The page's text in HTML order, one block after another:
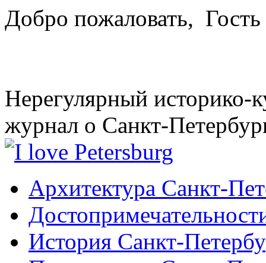
Добро пожаловать, Гость
Нерегулярный историко-
журнал о Санкт-
Архитектура Санкт-
История Санкт-